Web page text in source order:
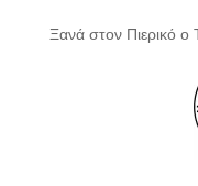
Ξανά στον Πιερικό ο